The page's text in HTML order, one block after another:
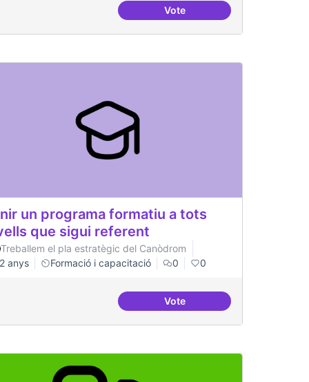
VoteTrobades democràtiques
internacionals
un programa formatiu a tots
que sigui referent
Treballem el pla estratègic del Canòdrom
2 anys
Formació i capacitació 0 0
VoteTenir un programa formatiu